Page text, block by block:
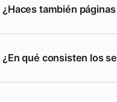
¿Haces también
¿En qué consisten los